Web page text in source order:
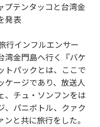
テンタッコと台湾金
発表
行インフルエンサー
湾金門島へ行く『バケ
トパックとは、ここで
ケージであり、放送人
、チュ・ソンフンをは
、パニボトル、クァク
と共に旅行をした。